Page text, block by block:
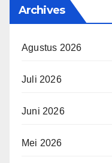
Archives
Agustus 2026
Juli 2026
Juni 2026
Mei 2026